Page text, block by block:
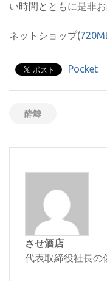
い時間とともに是非
ネットショップ(
Pocket
酔鯨
させ酒店
代表取締役社長の